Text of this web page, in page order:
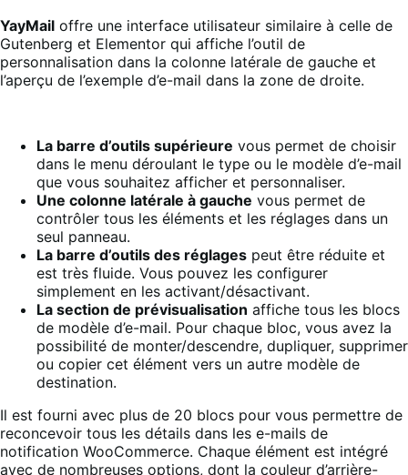
YayMail offre une interface utilisateur similaire à celle de
Gutenberg et Elementor qui affiche l’outil de
personnalisation dans la colonne latérale de gauche et
l’aperçu de l’exemple d’e-mail dans la zone de droite.
La barre d’outils supérieure vous permet de choisir
dans le menu déroulant le type ou le modèle d’e-mail
que vous souhaitez afficher et personnaliser.
Une colonne latérale à gauche vous permet de
contrôler tous les éléments et les réglages dans un
seul panneau.
La barre d’outils des réglages peut être réduite et
est très fluide. Vous pouvez les configurer
simplement en les activant/désactivant.
La section de prévisualisation affiche tous les blocs
de modèle d’e-mail. Pour chaque bloc, vous avez la
possibilité de monter/descendre, dupliquer, supprimer
ou copier cet élément vers un autre modèle de
destination.
Il est fourni avec plus de 20 blocs pour vous permettre de
reconcevoir tous les détails dans les e-mails de
notification WooCommerce. Chaque élément est intégré
avec de nombreuses options, dont la couleur d’arrière-